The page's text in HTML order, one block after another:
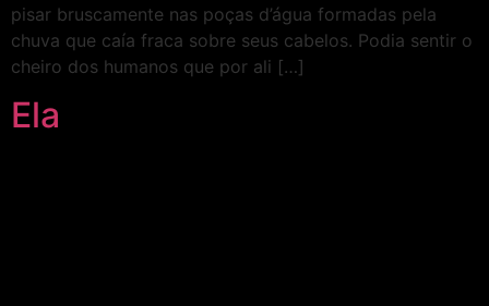
pisar bruscamente nas poças d’água formadas pela
chuva que caía fraca sobre seus cabelos. Podia sentir o
cheiro dos humanos que por ali […]
Ela